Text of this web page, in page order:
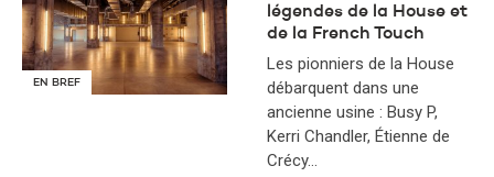
EN BREF
légendes de la House et
de la French Touch
Les pionniers de la House
débarquent dans une
ancienne usine : Busy P,
Kerri Chandler, Étienne de
Crécy…